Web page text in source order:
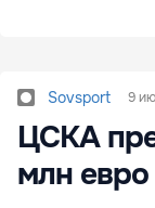
Sovsport 9
ЦСКА
млн